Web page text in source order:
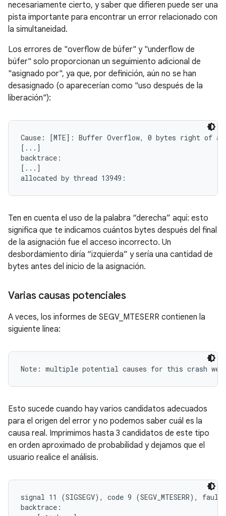
necesariamente cierto, y saber que difieren puede ser una
pista importante para encontrar un error relacionado con
la simultaneidad.
Los errores de "overflow de búfer" y "underflow de
búfer" solo proporcionan un seguimiento adicional de
"asignado por", ya que, por definición, aún no se han
desasignado (o aparecerían como "uso después de la
liberación"):
Cause: [MTE]: Buffer Overflow, 0 bytes right of a
[...]
backtrace:
[...]
allocated by thread 13949:
Ten en cuenta el uso de la palabra “derecha” aquí: esto
significa que te indicamos cuántos bytes después del final
de la asignación fue el acceso incorrecto. Un
desbordamiento diría “izquierda” y sería una cantidad de
bytes antes del inicio de la asignación.
Varias causas potenciales
A veces, los informes de SEGV_MTESERR contienen la
siguiente línea:
Note: multiple potential causes for this crash
Esto sucede cuando hay varios candidatos adecuados
para el origen del error y no podemos saber cuál es la
causa real. Imprimimos hasta 3 candidatos de este tipo
en orden aproximado de probabilidad y dejamos que el
usuario realice el análisis.
signal 11 (SIGSEGV), code 9 (SEGV_MTESERR), fault
backtrace: